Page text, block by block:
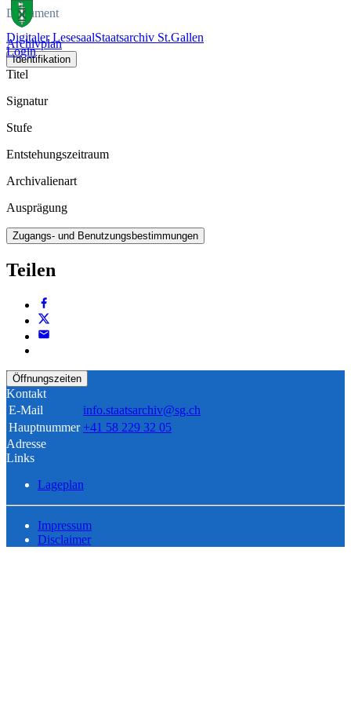
Digitaler LesesaalStaatsarchiv St.Gallen
Login
Dokument
Archivplan
Identifikation
Titel
Signatur
Stufe
Entstehungszeitraum
Archivalienart
Ausprägung
Zugangs- und Benutzungsbestimmungen
Teilen
Öffnungszeiten
Kontakt
E-Mail
info.staatsarchiv@sg.ch
Hauptnummer +41 58 229 32 05
Adresse
Links
Lageplan
Impressum
Disclaimer